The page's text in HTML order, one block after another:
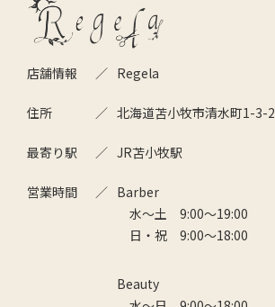
店舗情報 Regela
住所 北海道苫小牧市清水町1-3-2
最寄り駅 JR苫小牧駅
営業時間
Barber
水～土 9:00～19:00
日・祝 9:00～18:00
Beauty